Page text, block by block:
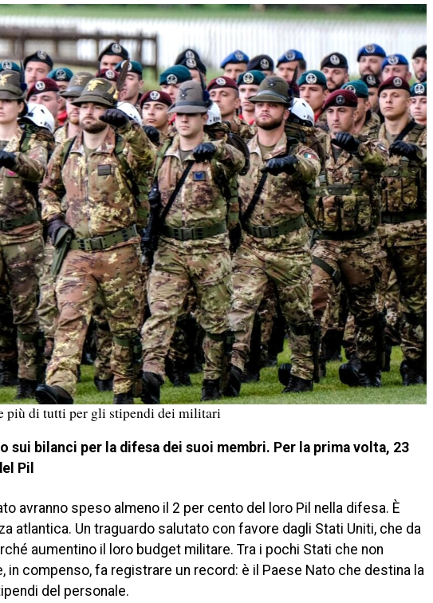
più di tutti per gli stipendi dei militari
sui bilanci per la difesa dei suoi membri. Per la prima volta, 23
Pil
avranno speso almeno il 2 per cento del loro Pil nella difesa. È
atlantica. Un traguardo salutato con favore dagli Stati Uniti, che da
aumentino il loro budget militare. Tra i pochi Stati che non
in compenso, fa registrare un record: è il Paese Nato che destina la
del personale.